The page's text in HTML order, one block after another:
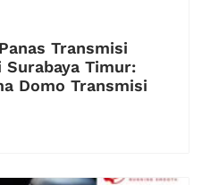
Transmisi
Timur:
Domo Transmisi